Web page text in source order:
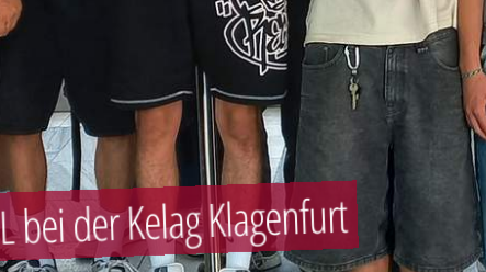
bei der Kelag Klagenfurt